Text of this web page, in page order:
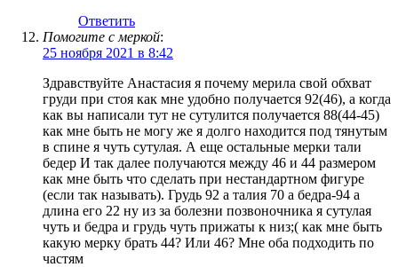
Ответить
Помогите с меркой:
25 ноября 2021 в 8:42
Здравствуйте Анастасия я почему мерила свой обхват
груди при стоя как мне удобно получается 92(46), а когда
как вы написали тут не сутулится получается 88(44-45)
как мне быть не могу же я долго находится под тянутым
в спине я чуть сутулая. А еще остальные мерки тали
бедер И так далее получаются между 46 и 44 размером
как мне быть что сделать при нестандартном фигуре
(если так называть). Грудь 92 а талия 70 а бедра-94 а
длина его 22 ну из за болезни позвоночника я сутулая
чуть и бедра и грудь чуть прижаты к низ;( как мне быть
какую мерку брать 44? Или 46? Мне оба подходить по
частям